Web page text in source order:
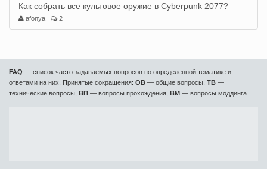
Как собрать все культовое оружие в Cyberpunk 2077?
afonya 2
FAQ — список часто задаваемых вопросов по определенной тематике и
ответами на них. Принятые сокращения: ОВ — общие вопросы, ТВ —
технические вопросы, ВП — вопросы прохождения, ВМ — вопросы моддинга.